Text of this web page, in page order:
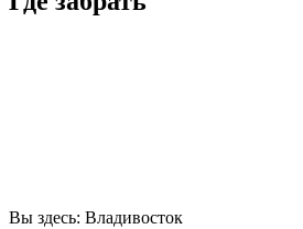
Вы здесь: Владивосток